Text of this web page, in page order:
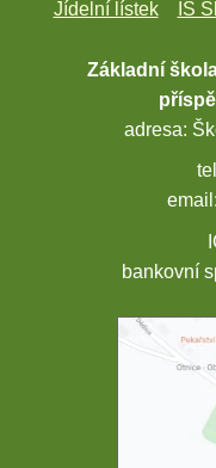
Jídelní lístek IS
Základní
adresa:
email:
bankovní